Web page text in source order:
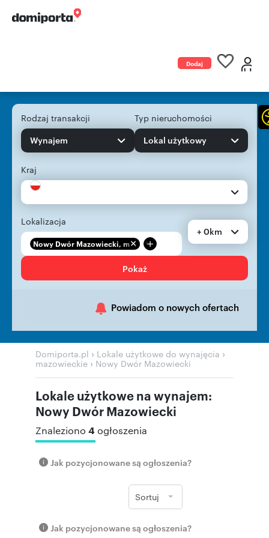
Dodaj
Rodzaj transakcji
Wynajem
Typ nieruchomości
Lokal użytkowy
Kraj
Lokalizacja
Nowy Dwór Mazowiecki, m... +
+ 0km
Pokaż
Powiadom o nowych ofertach
Domiporta.pl › Lokale użytkowe do wynajęcia ›
mazowieckie › Nowy Dwór Mazowiecki
Lokale użytkowe na wynajem:
Nowy Dwór Mazowiecki
Znaleziono 4ogłoszenia
Jak pozycjonowane są ogłoszenia?
Sortuj
Jak pozycjonowane są ogłoszenia?